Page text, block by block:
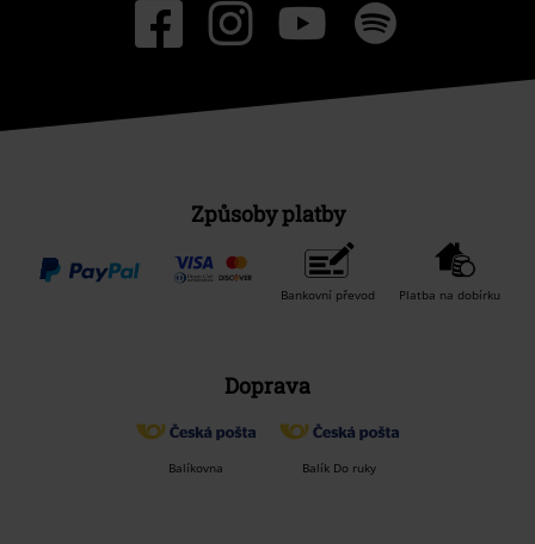
Způsoby platby
Bankovní převod Platba na dobírku
Doprava
Balíkovna Balík Do ruky